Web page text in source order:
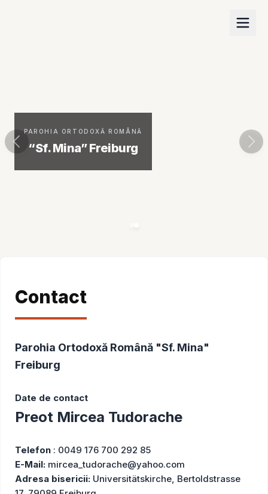
PAROHIA ORTODOXĂ ROMÂNĂ
“Sf. Mina” Freiburg
Contact
Parohia Ortodoxă Română "Sf. Mina"
Freiburg
Date de contact
Preot Mircea Tudorache
Telefon : 0049 176 700 292 85
E-Mail: mircea_tudorache@yahoo.com
Adresa bisericii: Universitätskirche, Bertoldstrasse